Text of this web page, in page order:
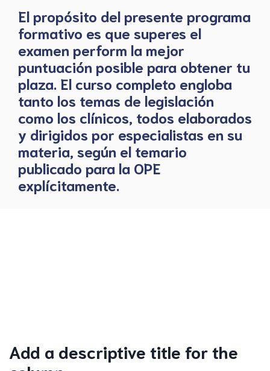
El propósito del presente programa
formativo es que superes el
examen perform la mejor
puntuación posible para obtener tu
plaza. El curso completo engloba
tanto los temas de legislación
como los clínicos, todos elaborados
y dirigidos por especialistas en su
materia, según el temario
publicado para la OPE
explícitamente.
Add a descriptive title for the